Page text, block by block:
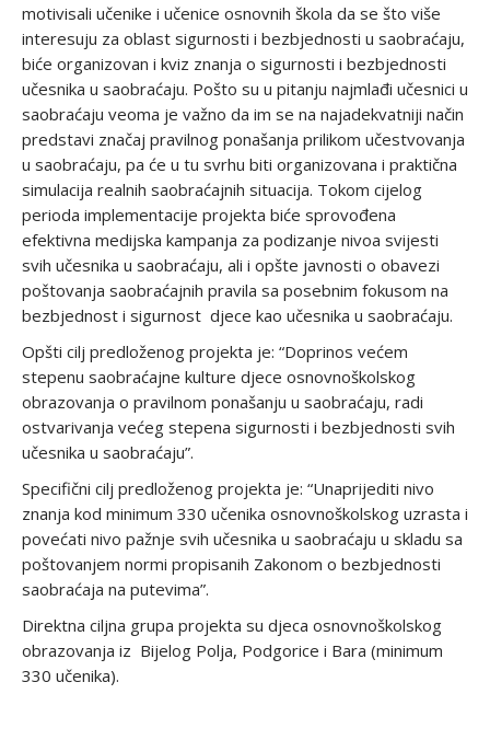
motivisali učenike i učenice osnovnih škola da se što više
interesuju za oblast sigurnosti i bezbjednosti u saobraćaju,
biće organizovan i kviz znanja o sigurnosti i bezbjednosti
učesnika u saobraćaju. Pošto su u pitanju najmlađi učesnici u
saobraćaju veoma je važno da im se na najadekvatniji način
predstavi značaj pravilnog ponašanja prilikom učestvovanja
u saobraćaju, pa će u tu svrhu biti organizovana i praktična
simulacija realnih saobraćajnih situacija. Tokom cijelog
perioda implementacije projekta biće sprovođena
efektivna medijska kampanja za podizanje nivoa svijesti
svih učesnika u saobraćaju, ali i opšte javnosti o obavezi
poštovanja saobraćajnih pravila sa posebnim fokusom na
bezbjednost i sigurnost djece kao učesnika u saobraćaju.
Opšti cilj predloženog projekta je: “Doprinos većem
stepenu saobraćajne kulture djece osnovnoškolskog
obrazovanja o pravilnom ponašanju u saobraćaju, radi
ostvarivanja većeg stepena sigurnosti i bezbjednosti svih
učesnika u saobraćaju”.
Specifični cilj predloženog projekta je: “Unaprijediti nivo
znanja kod minimum 330 učenika osnovnoškolskog uzrasta i
povećati nivo pažnje svih učesnika u saobraćaju u skladu sa
poštovanjem normi propisanih Zakonom o bezbjednosti
saobraćaja na putevima”.
Direktna ciljna grupa projekta su djeca osnovnoškolskog
obrazovanja iz Bijelog Polja, Podgorice i Bara (minimum
330 učenika).